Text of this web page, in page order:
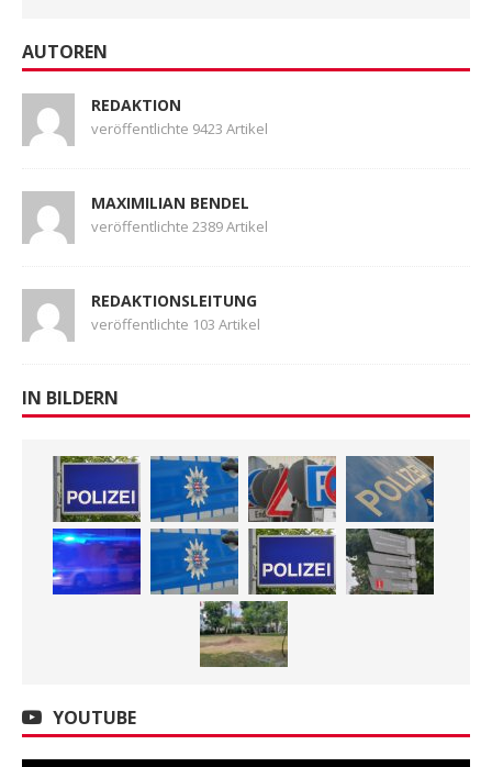
AUTOREN
REDAKTION
veröffentlichte 9423 Artikel
MAXIMILIAN BENDEL
veröffentlichte 2389 Artikel
REDAKTIONSLEITUNG
veröffentlichte 103 Artikel
IN BILDERN
YOUTUBE